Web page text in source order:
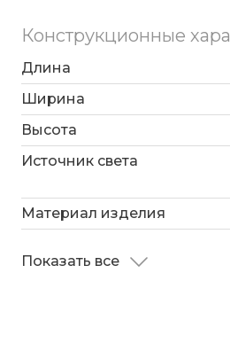
Конструкционные
Длина
Ширина
Высота
Источник света
Материал изделия
Показать все